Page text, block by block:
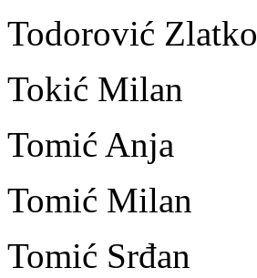
Todorović Zlatko
Tokić Milan
Tomić Anja
Tomić Milan
Tomić Srđan